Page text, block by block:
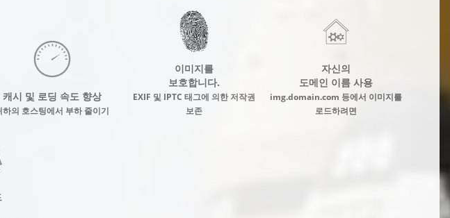
캐시 및 로딩 속도 향상
하의 호스팅에서 부하 줄이기
이미지를
보호합니다.
EXIF 및 IPTC 태그에 의한 저작권
보존
자신의
도메인 이름 사용
img.domain.com 등에서 이미지를
로드하려면